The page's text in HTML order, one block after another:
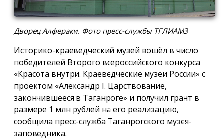
Дворец Алфераки. Фото пресс-службы ТГЛИАМЗ
Историко-краеведческий музей вошёл в число
победителей Второго всероссийского конкурса
«Красота внутри. Краеведческие музеи России» с
проектом «Александр I. Царствование,
закончившееся в Таганроге» и получил грант в
размере 1 млн рублей на его реализацию,
сообщила пресс-служба Таганрогского музея-
заповедника.